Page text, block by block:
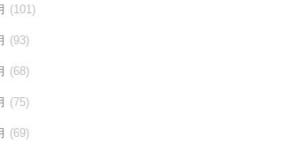
(101)
(93)
(68)
(75)
(69)